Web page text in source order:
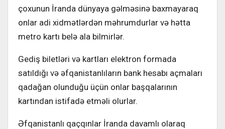
çoxunun İranda dünyaya gəlməsinə baxmayaraq
onlar adi xidmətlərdən məhrumdurlar və hətta
metro kartı belə ala bilmirlər.
Gediş biletləri və kartları elektron formada
satıldığı və əfqanistanlıların bank hesabı açmaları
qadağan olunduğu üçün onlar başqalarının
kartından istifadə etməli olurlar.
Əfqanistanlı qaçqınlar İranda davamlı olaraq